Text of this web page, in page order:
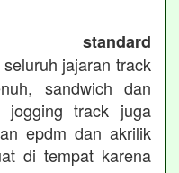
standard
jajaran track
sandwich dan
jogging track juga
epdm dan akrilik
di tempat karena